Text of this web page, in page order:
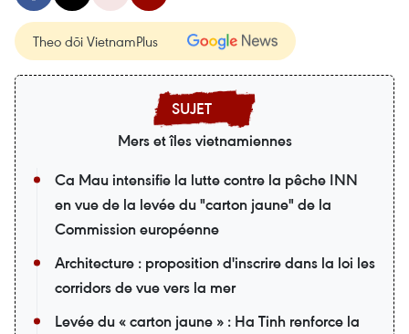
Theo dõi VietnamPlus
Mers et îles vietnamiennes
Ca Mau intensifie la lutte contre la pêche INN
en vue de la levée du "carton jaune" de la
Commission européenne
Architecture : proposition d'inscrire dans la loi les
corridors de vue vers la mer
Levée du « carton jaune » : Ha Tinh renforce la